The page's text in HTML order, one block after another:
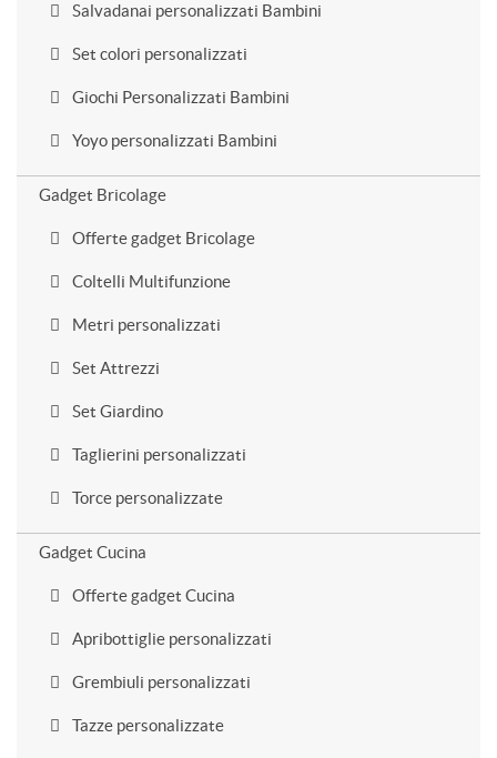
Salvadanai personalizzati Bambini
Set colori personalizzati
Giochi Personalizzati Bambini
Yoyo personalizzati Bambini
Gadget Bricolage
Offerte gadget Bricolage
Coltelli Multifunzione
Metri personalizzati
Set Attrezzi
Set Giardino
Taglierini personalizzati
Torce personalizzate
Gadget Cucina
Offerte gadget Cucina
Apribottiglie personalizzati
Grembiuli personalizzati
Tazze personalizzate